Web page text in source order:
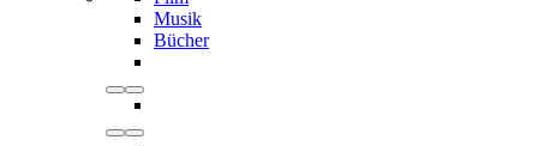
Musik
Bücher